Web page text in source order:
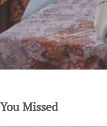
You Missed